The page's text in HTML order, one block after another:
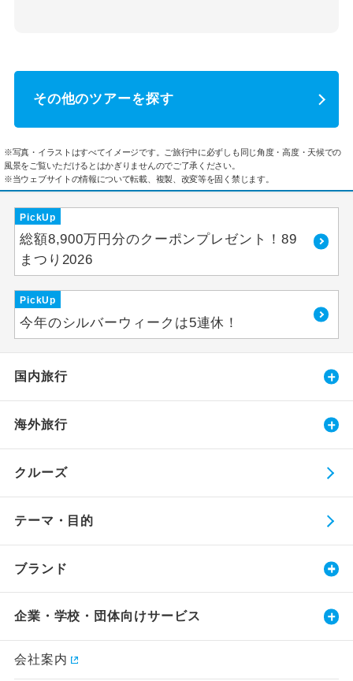
その他のツアーを探す
※写真・イラストはすべてイメージです。ご旅行中に必ずしも同じ角度・高度・天候での
風景をご覧いただけるとはかぎりませんのでご了承ください。
※当ウェブサイトの情報について転載、複製、改変等を固く禁じます。
PickUp
総額8,900万円分のクーポンプレゼント！89
まつり2026
PickUp
今年のシルバーウィークは5連休！
国内旅行
海外旅行
クルーズ
テーマ・目的
ブランド
企業・学校・団体向けサービス
会社案内